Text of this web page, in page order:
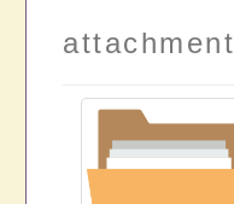
attachment